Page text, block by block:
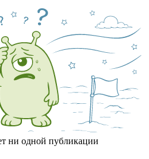
ни одной публикации